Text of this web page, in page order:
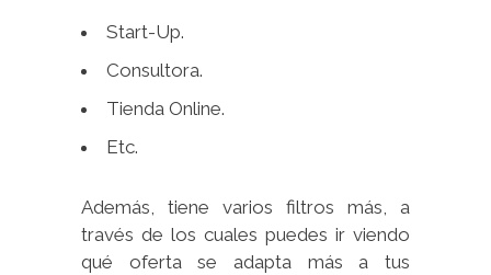
Start-Up.
Consultora.
Tienda Online.
Etc.
Además, tiene varios filtros más, a
través de los cuales puedes ir viendo
qué oferta se adapta más a tus